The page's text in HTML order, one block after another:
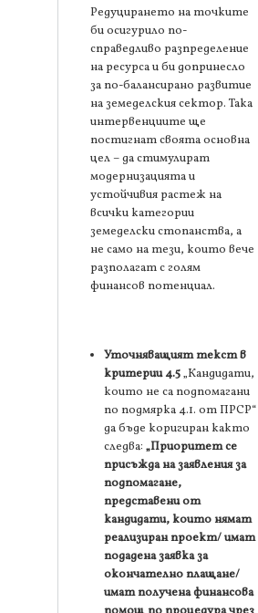
Редуцирането на точките
би осигурило по-
справедливо разпределение
на ресурса и би допринесло
за по-балансирано развитие
на земеделския сектор. Така
интервенциите ще
постигнат своята основна
цел – да стимулират
модернизацията и
устойчивия растеж на
всички категории
земеделски стопанства, а
не само на тези, които вече
разполагат с голям
финансов потенциал.
Уточняващият текст в
критерии 4.5„Кандидати,
които не са подпомагани
по подмярка 4.1. от ПРСР“
да бъде коригиран както
следва: „Приоритет се
присъжда на заявления за
подпомагане,
представени от
кандидати, които нямат
реализиран проект/ имат
подадена заявка за
окончателно плащане/
имат получена финансова